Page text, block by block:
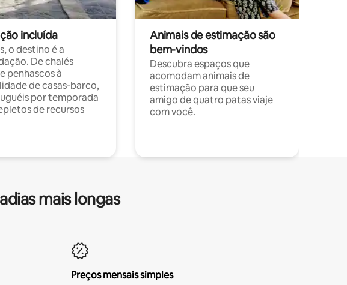
incluída
o destino é a
De chalés
penhascos à
de casas-barco,
por temporada
de recursos
Animais de estimação são
bem-vindos
Descubra espaços que
acomodam animais de
estimação para que seu
amigo de quatro patas viaje
com você.
mais longas
Preços mensais simples